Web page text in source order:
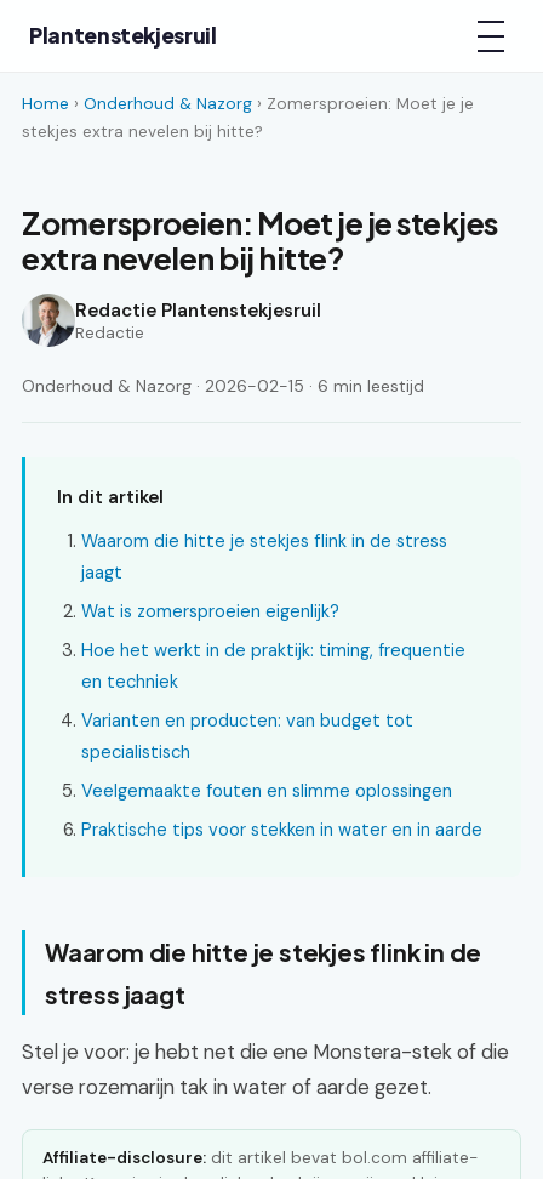
Plantenstekjesruil
Home › Onderhoud & Nazorg › Zomersproeien: Moet je je
stekjes extra nevelen bij hitte?
Zomersproeien: Moet je je stekjes
extra nevelen bij hitte?
Redactie Plantenstekjesruil
Redactie
Onderhoud & Nazorg · 2026-02-15 · 6 min leestijd
In dit artikel
Waarom die hitte je stekjes flink in de stress
jaagt
Wat is zomersproeien eigenlijk?
Hoe het werkt in de praktijk: timing, frequentie
en techniek
Varianten en producten: van budget tot
specialistisch
Veelgemaakte fouten en slimme oplossingen
Praktische tips voor stekken in water en in aarde
Waarom die hitte je stekjes flink in de
stress jaagt
Stel je voor: je hebt net die ene Monstera-stek of die
verse rozemarijn tak in water of aarde gezet.
Affiliate-disclosure: dit artikel bevat bol.com affiliate-